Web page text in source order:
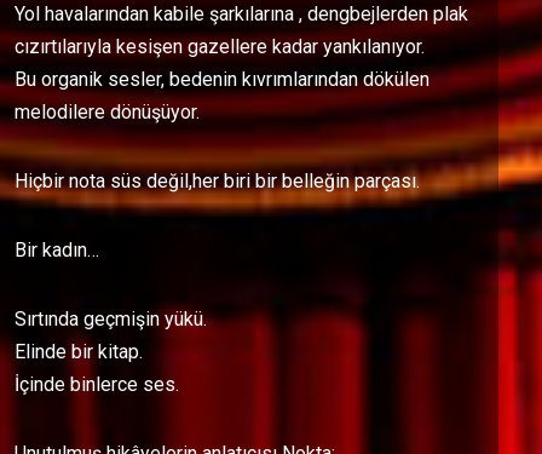
Yol havalarından kabile şarkılarına , dengbejlerden plak
cızırtılarıyla kesişen gazellere kadar yankılanıyor.
Bu organik sesler, bedenin kıvrımlarından dökülen
melodilere dönüşüyor.
Hiçbir nota süs değil,her biri bir belleğin parçası.
Bir kadın…
Sırtında geçmişin yükü.
Elinde bir kitap.
İçinde binlerce ses.